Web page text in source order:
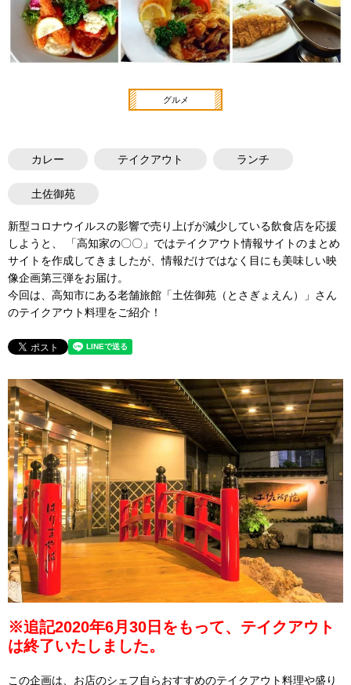
グルメ
カレー テイクアウト ランチ
土佐御苑
新型コロナウイルスの影響で売り上げが減少している飲食店を応援
しようと、 「高知家の〇〇」ではテイクアウト情報サイトのまとめ
サイトを作成してきましたが、情報だけではなく目にも美味しい映
像企画第三弾をお届け。
今回は、高知市にある老舗旅館「土佐御苑（とさぎょえん）」さん
のテイクアウト料理をご紹介！
※追記2020年6月30日をもって、テイクアウト
は終了いたしました。
この企画は、お店のシェフ自らおすすめのテイクアウト料理や盛り